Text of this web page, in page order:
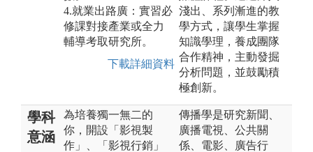
4.就業出路廣：實習必
修課對接產業或全力
輔導考取研究所。
下載詳細資料
淺出、系列漸進的教
學方式，讓學生掌握
知識學理，養成團隊
合作精神，主動發掘
分析問題，並鼓勵積
極創新。
學科
意涵
為培養獨一無二的
你，開設「影視製
作」、「影視行銷」
傳播學是研究新聞、
廣播電視、公共關
係、電影、廣告行